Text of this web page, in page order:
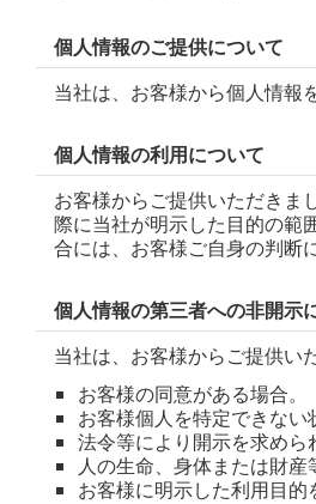
個人情報のご提供について
当社は、お客様から個人情報
個人情報の利用について
お客様からご提供いただきま
際に当社が明示した目的の範
合には、お客様ご自身の判断
個人情報の第三者への非開示
当社は、お客様からご提供い
お客様の同意がある場合。
お客様個人を特定できない
法令等により開示を求めら
人の生命、身体または財産
お客様に明示した利用目的